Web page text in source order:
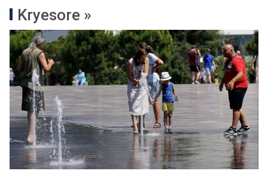
Kryesore »